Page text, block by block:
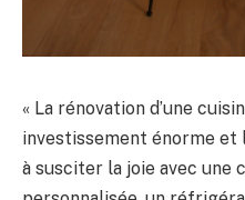
« La rénovation d’une
investissement énorme
à susciter la joie avec une